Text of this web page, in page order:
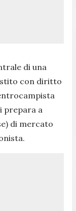
di una
con diritto
prepara a
di mercato